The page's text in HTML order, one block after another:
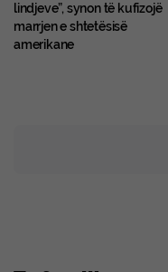
lindjeve”, synon të kufizojë
marrjen e shtetësisë
amerikane